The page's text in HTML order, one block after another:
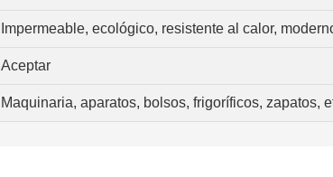
Impermeable, ecológico, resistente al calor,
Aceptar
Maquinaria, aparatos, bolsos, frigoríficos, zapatos,